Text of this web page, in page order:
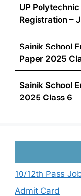
UP
Registration –
Sainik School
Paper 2025
Sainik School
2025 Class 6
10/12th Pass Job
Admit Card